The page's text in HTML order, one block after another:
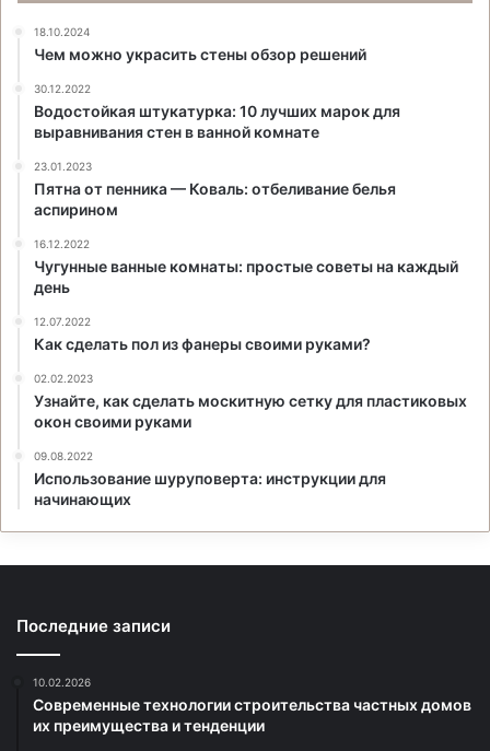
18.10.2024
Чем можно украсить стены обзор решений
30.12.2022
Водостойкая штукатурка: 10 лучших марок для
выравнивания стен в ванной комнате
23.01.2023
Пятна от пенника — Коваль: отбеливание белья
аспирином
16.12.2022
Чугунные ванные комнаты: простые советы на каждый
день
12.07.2022
Как сделать пол из фанеры своими руками?
02.02.2023
Узнайте, как сделать москитную сетку для пластиковых
окон своими руками
09.08.2022
Использование шуруповерта: инструкции для
начинающих
Последние записи
10.02.2026
Современные технологии строительства частных домов
их преимущества и тенденции